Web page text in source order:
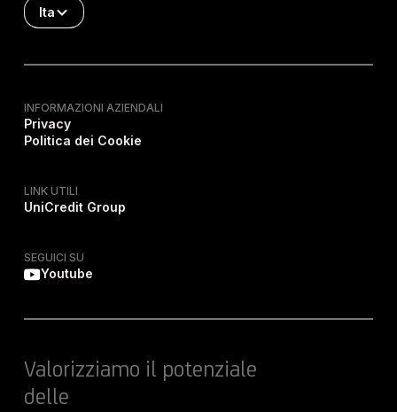
Ita
INFORMAZIONI AZIENDALI
Privacy
Politica dei Cookie
LINK UTILI
UniCredit Group
SEGUICI SU
Youtube
Valorizziamo il potenziale
delle